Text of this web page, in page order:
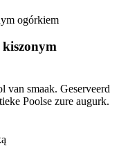
van smaak. Geserveerd
Poolse zure augurk.